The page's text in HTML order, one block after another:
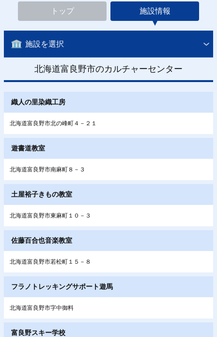
トップ 施設情報
施設を選択
北海道富良野市のカルチャーセンター
織人の里染織工房
北海道富良野市北の峰町４－２１
遊書道教室
北海道富良野市南麻町８－３
土屋裕子きもの教室
北海道富良野市東麻町１０－３
佐藤百合也音楽教室
北海道富良野市若松町１５－８
フラノトレッキングサポート遊馬
北海道富良野市字中御料
富良野スキー学校